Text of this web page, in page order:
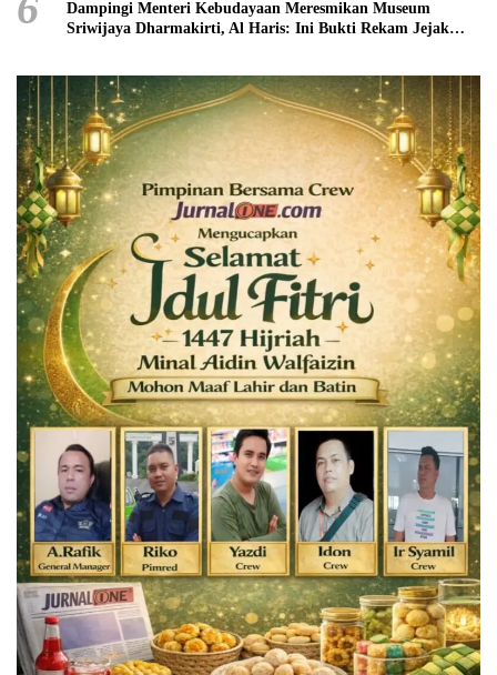
Dampingi Menteri Kebudayaan Meresmikan Museum
Sriwijaya Dharmakirti, Al Haris: Ini Bukti Rekam Jejak